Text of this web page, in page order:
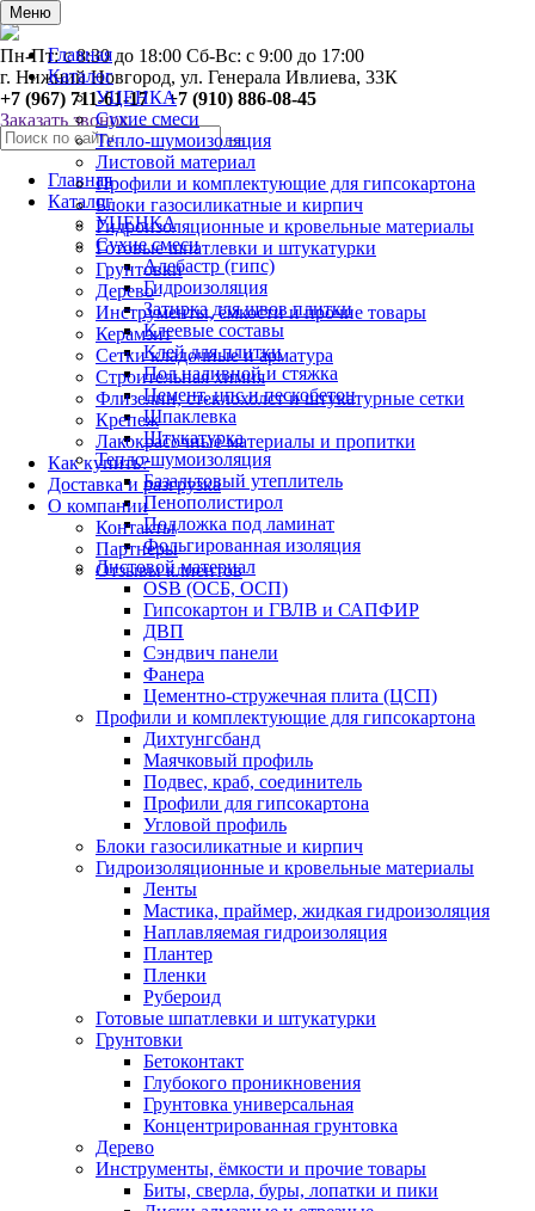
Меню
Главная
Каталог
УЦЕНКА
Сухие смеси
Тепло-шумоизоляция
Листовой материал
Профили и комплектующие для гипсокартона
Блоки газосиликатные и кирпич
Гидроизоляционные и кровельные материалы
Готовые шпатлевки и штукатурки
Грунтовки
Дерево
Инструменты, ёмкости и прочие товары
Керамзит
Сетки кладочные и арматура
Строительная химия
Флизелин, стеклохолст и штукатурные сетки
Крепеж
Лакокрасочные материалы и пропитки
Как купить?
Доставка и разгрузка
О компании
Контакты
Партнеры
Отзывы клиентов
0
Пн-Пт: с 8:30 до 18:00 Сб-Вс: с 9:00 до 17:00
г. Нижний Новгород, ул. Генерала Ивлиева, 33К
+7 (967) 711-61-17 +7 (910) 886-08-45
Заказать звонок
Главная
Каталог
УЦЕНКА
Сухие смеси
Алебастр (гипс)
Гидроизоляция
Затирка для швов плитки
Клеевые составы
Клей для плитки
Пол наливной и стяжка
Цемент, цпс и пескобетон
Шпаклевка
Штукатурка
Тепло-шумоизоляция
Базальтовый утеплитель
Пенополистирол
Подложка под ламинат
Фольгированная изоляция
Листовой материал
OSB (ОСБ, ОСП)
Гипсокартон и ГВЛВ и САПФИР
ДВП
Сэндвич панели
Фанера
Цементно-стружечная плита (ЦСП)
Профили и комплектующие для гипсокартона
Дихтунгсбанд
Маячковый профиль
Подвес, краб, соединитель
Профили для гипсокартона
Угловой профиль
Блоки газосиликатные и кирпич
Гидроизоляционные и кровельные материалы
Ленты
Мастика, праймер, жидкая гидроизоляция
Наплавляемая гидроизоляция
Плантер
Пленки
Рубероид
Готовые шпатлевки и штукатурки
Грунтовки
Бетоконтакт
Глубокого проникновения
Грунтовка универсальная
Концентрированная грунтовка
Дерево
Инструменты, ёмкости и прочие товары
Биты, сверла, буры, лопатки и пики